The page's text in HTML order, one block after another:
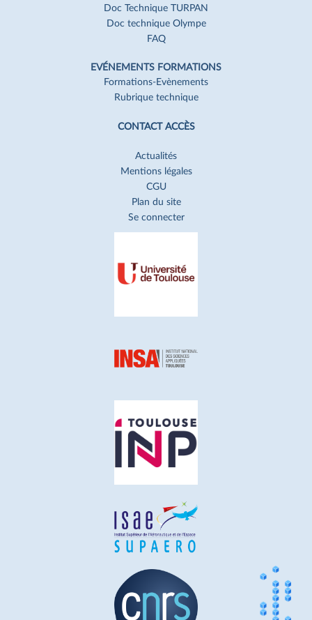
Doc Technique TURPAN
Doc technique Olympe
FAQ
EVÉNEMENTS FORMATIONS
Formations-Evènements
Rubrique technique
CONTACT ACCÈS
Actualités
Mentions légales
CGU
Plan du site
Se connecter